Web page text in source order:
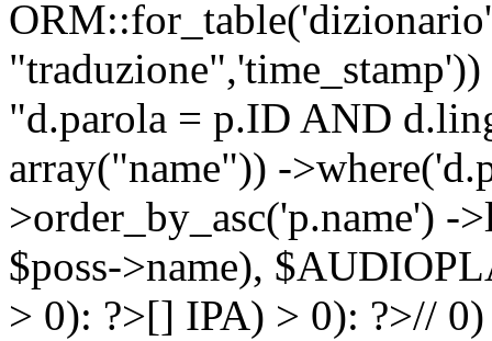
"d.parola = p.ID AND
array("name")) -
>order_by_asc('p.name')
$poss->name),
> 0): ?>[] IPA) > 0): ?>//